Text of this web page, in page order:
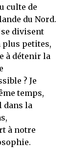
culte de
du Nord.
divisent
plus petites,
à détenir la
? Je
temps,
dans la
à notre